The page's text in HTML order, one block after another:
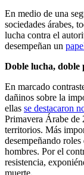
En medio de una
sociedades árabes,
lucha contra el
desempeñan un
Doble lucha, doble
En marcado
dañinos sobre la
ellas se destacaron
Primavera Árabe de
territorios. Más
desempeñando
hombres. Por el
resistencia,
muerte.